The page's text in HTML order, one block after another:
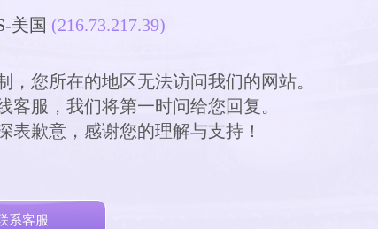
美国 (216.73.217.39)
，您所在的地区无法访问我们的网站。
线客服，我们将第一时问给您回复。
深表歉意，感谢您的理解与支持！
系客服